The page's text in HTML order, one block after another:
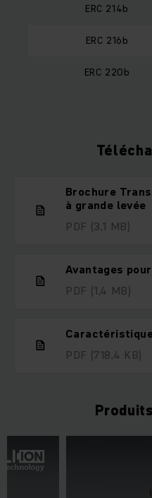
ERC 214b
ERC 216b
ERC 220b
Brochure
à grande levée
PDF (3,1 MB)
Avantages
PDF (1,4 MB)
PDF (718,4 KB)